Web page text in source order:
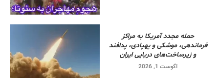
حمله مجدد آمریکا به مراکز
فرماندهی، موشکی و پهپادی، پدافند
و زیرساخت‌های دریایی ایران
آگوست 1, 2026